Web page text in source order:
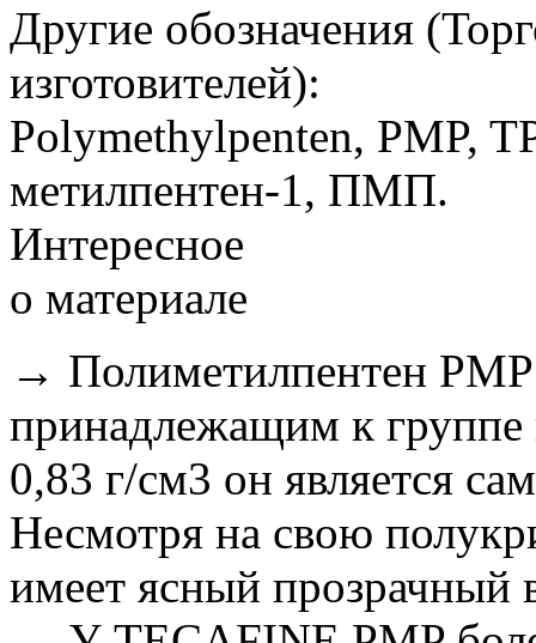
Другие обозначения
изготовителей):
Polymethylpenten, PMP,
метилпентен-1, ПМП.
Интересное
о материале
→ Полиметилпентен PMP
принадлежащим к
0,83 г/см3 он является
Несмотря на свою
имеет ясный прозрачный